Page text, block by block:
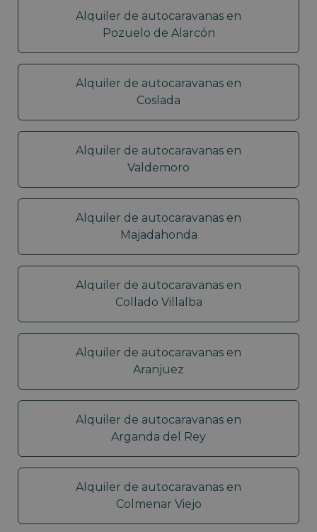
Alquiler de autocaravanas en
Pozuelo de Alarcón
Alquiler de autocaravanas en
Coslada
Alquiler de autocaravanas en
Valdemoro
Alquiler de autocaravanas en
Majadahonda
Alquiler de autocaravanas en
Collado Villalba
Alquiler de autocaravanas en
Aranjuez
Alquiler de autocaravanas en
Arganda del Rey
Alquiler de autocaravanas en
Colmenar Viejo